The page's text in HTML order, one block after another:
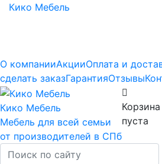
Кико Мебель
О компанииАкцииОплата и
сделать заказГарантияОтзывы
Кико Мебель
Мебель для всей семьи
от производителей в СПб
Корзина
пуста